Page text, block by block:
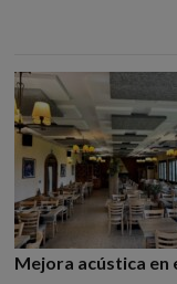
Mejora acústica en